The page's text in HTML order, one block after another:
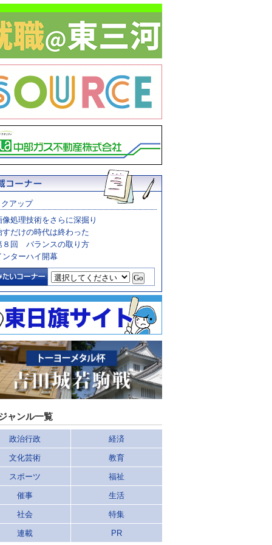
アップ
像処理技術をさらに深掘り
すだけの時代は終わった
８回 バランスの取り方
ンターハイ開幕
ャンル一覧
政治行政 経済
文化芸術 教育
スポーツ 福祉
催事 生活
社会 特集
連載 PR